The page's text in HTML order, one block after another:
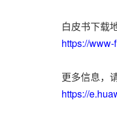
白皮书下载
https://
更多信息，
https://